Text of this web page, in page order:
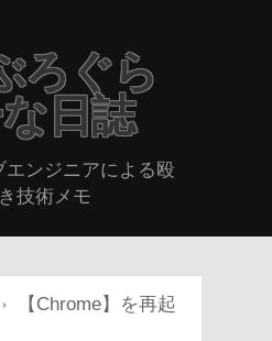
ろぐら
日誌
ンジニアによる殴
技術メモ
【Chrome】を再起